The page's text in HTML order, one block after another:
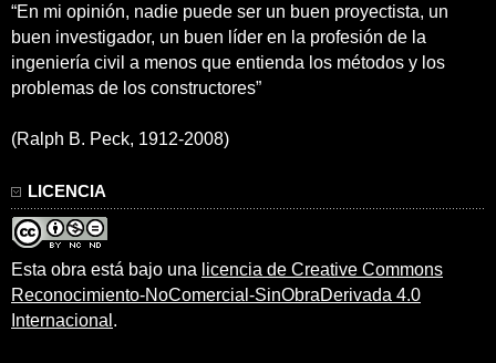
“En mi opinión, nadie puede ser un buen proyectista, un
buen investigador, un buen líder en la profesión de la
ingeniería civil a menos que entienda los métodos y los
problemas de los constructores”
(Ralph B. Peck, 1912-2008)
LICENCIA
Esta obra está bajo una licencia de Creative Commons
Reconocimiento-NoComercial-SinObraDerivada 4.0
Internacional .